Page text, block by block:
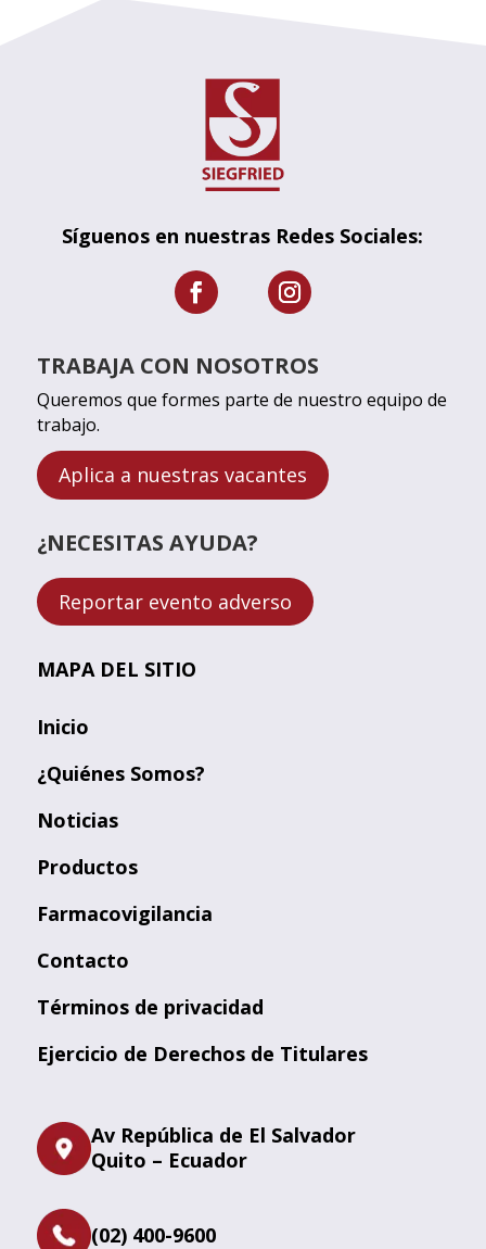
Síguenos en nuestras Redes Sociales:
TRABAJA CON NOSOTROS
Queremos que formes parte de nuestro equipo de
trabajo.
Aplica a nuestras vacantes
¿NECESITAS AYUDA?
Reportar evento adverso
MAPA DEL SITIO
Inicio
¿Quiénes Somos?
Noticias
Productos
Farmacovigilancia
Contacto
Términos de privacidad
Ejercicio de Derechos de Titulares
Av República de El Salvador
Quito – Ecuador
(02) 400-9600